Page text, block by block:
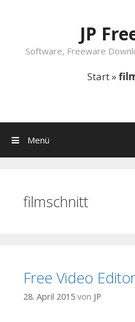
JP
Software, Freeware
Start»
Menü
filmschnitt
Free Video Editor
28. April 2015 von JP